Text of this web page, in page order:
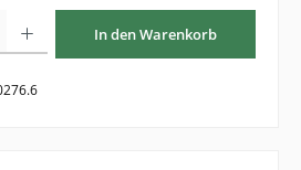
In den Warenkorb